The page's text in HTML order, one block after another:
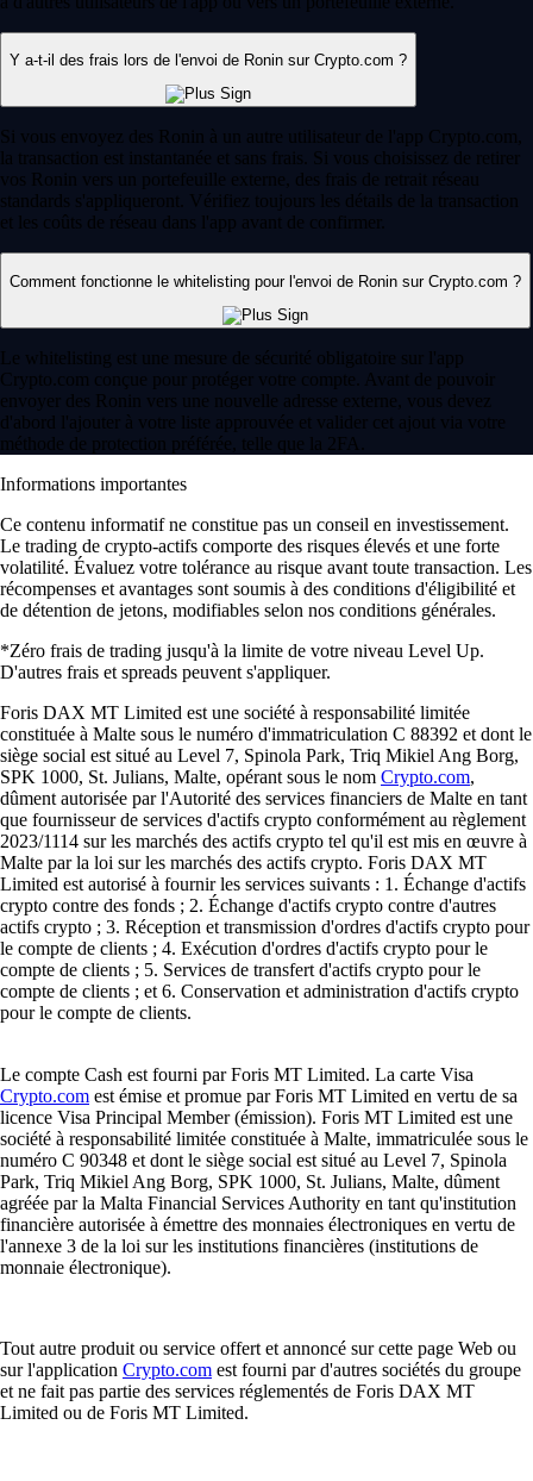
Y a-t-il des frais lors de l'envoi de Ronin sur Crypto.com ?
Si vous envoyez des Ronin à un autre utilisateur de l'app Crypto.com,
la transaction est instantanée et sans frais. Si vous choisissez de retirer
vos Ronin vers un portefeuille externe, des frais de retrait réseau
standards s'appliqueront. Vérifiez toujours les détails de la transaction
et les coûts de réseau dans l'app avant de confirmer.
Comment fonctionne le whitelisting pour l'envoi de Ronin sur Crypto.com ?
Le whitelisting est une mesure de sécurité obligatoire sur l'app
Crypto.com conçue pour protéger votre compte. Avant de pouvoir
envoyer des Ronin vers une nouvelle adresse externe, vous devez
d'abord l'ajouter à votre liste approuvée et valider cet ajout via votre
méthode de protection préférée, telle que la 2FA.
Informations importantes
Ce contenu informatif ne constitue pas un conseil en investissement.
Le trading de crypto-actifs comporte des risques élevés et une forte
volatilité. Évaluez votre tolérance au risque avant toute transaction. Les
récompenses et avantages sont soumis à des conditions d'éligibilité et
de détention de jetons, modifiables selon nos conditions générales.
*Zéro frais de trading jusqu'à la limite de votre niveau Level Up.
D'autres frais et spreads peuvent s'appliquer.
Foris DAX MT Limited est une société à responsabilité limitée
constituée à Malte sous le numéro d'immatriculation C 88392 et dont le
siège social est situé au Level 7, Spinola Park, Triq Mikiel Ang Borg,
SPK 1000, St. Julians, Malte, opérant sous le nom Crypto.com,
dûment autorisée par l'Autorité des services financiers de Malte en tant
que fournisseur de services d'actifs crypto conformément au règlement
2023/1114 sur les marchés des actifs crypto tel qu'il est mis en œuvre à
Malte par la loi sur les marchés des actifs crypto. Foris DAX MT
Limited est autorisé à fournir les services suivants : 1. Échange d'actifs
crypto contre des fonds ; 2. Échange d'actifs crypto contre d'autres
actifs crypto ; 3. Réception et transmission d'ordres d'actifs crypto pour
le compte de clients ; 4. Exécution d'ordres d'actifs crypto pour le
compte de clients ; 5. Services de transfert d'actifs crypto pour le
compte de clients ; et 6. Conservation et administration d'actifs crypto
pour le compte de clients.
Le compte Cash est fourni par Foris MT Limited. La carte Visa
Crypto.com est émise et promue par Foris MT Limited en vertu de sa
licence Visa Principal Member (émission). Foris MT Limited est une
société à responsabilité limitée constituée à Malte, immatriculée sous le
numéro C 90348 et dont le siège social est situé au Level 7, Spinola
Park, Triq Mikiel Ang Borg, SPK 1000, St. Julians, Malte, dûment
agréée par la Malta Financial Services Authority en tant qu'institution
financière autorisée à émettre des monnaies électroniques en vertu de
l'annexe 3 de la loi sur les institutions financières (institutions de
monnaie électronique).
Tout autre produit ou service offert et annoncé sur cette page Web ou
sur l'application Crypto.com est fourni par d'autres sociétés du groupe
et ne fait pas partie des services réglementés de Foris DAX MT
Limited ou de Foris MT Limited.